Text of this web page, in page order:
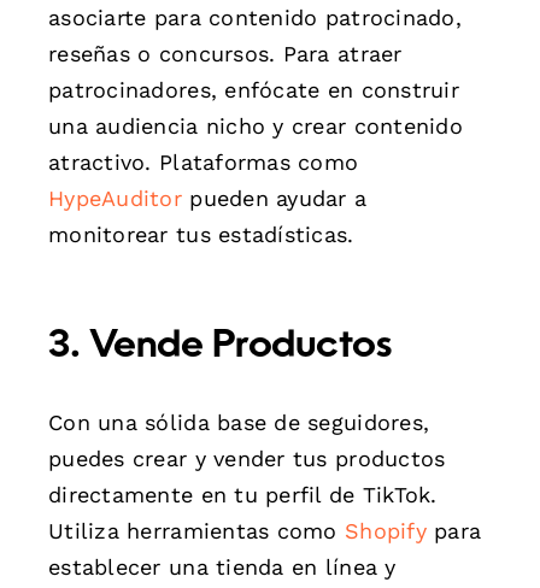
asociarte para contenido patrocinado,
reseñas o concursos. Para atraer
patrocinadores, enfócate en construir
una audiencia nicho y crear contenido
atractivo. Plataformas como
HypeAuditorpueden ayudar a
monitorear tus estadísticas.
3. Vende Productos
Con una sólida base de seguidores,
puedes crear y vender tus productos
directamente en tu perfil de TikTok.
Utiliza herramientas como Shopifypara
establecer una tienda en línea y